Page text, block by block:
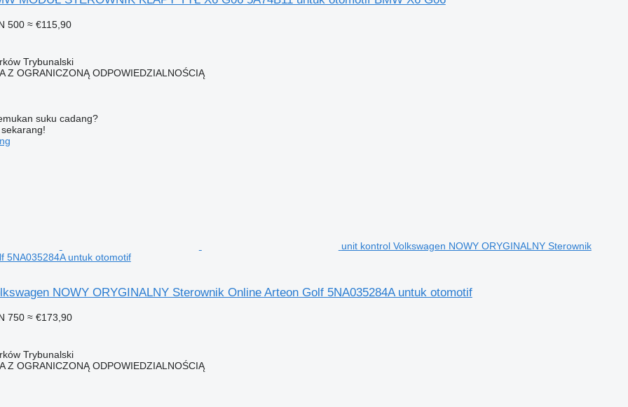
500 ≈ €115,90
Trybunalski
Z OGRANICZONĄ ODPOWIEDZIALNOŚCIĄ
suku cadang?
unit kontrol Volkswagen NOWY ORYGINALNY Sterownik
5NA035284A untuk otomotif
NOWY ORYGINALNY Sterownik Online Arteon Golf 5NA035284A untuk otomotif
750 ≈ €173,90
Trybunalski
Z OGRANICZONĄ ODPOWIEDZIALNOŚCIĄ